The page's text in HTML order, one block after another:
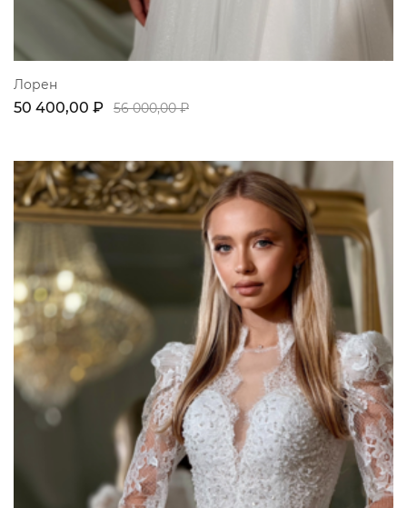
Лорен
50 400,00 ₽ 56 000,00 ₽